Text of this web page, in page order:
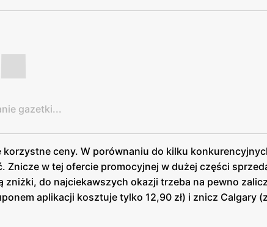
gazetki...
ceny. W porównaniu do kilku
w tej ofercie promocyjnej w dużej części
do najciekawszych okazji trzeba na pewno
aplikacji kosztuje tylko 12,90 zł) i znicz Calgary (z